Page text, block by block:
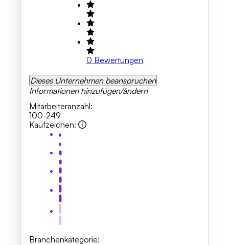
0 Bewertungen
Dieses Unternehmen beanspruchen
Informationen hinzufügen/ändern
Mitarbeiteranzahl:
100-249
Kaufzeichen:
Branchenkategorie: